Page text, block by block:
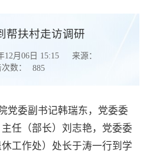
帮扶村走访调研
12月06日 15:15
来源：
数：
885
党委副书记韩瑞东，党委委
任（部长）刘志艳，党委委
工作处）处长于涛一行到学